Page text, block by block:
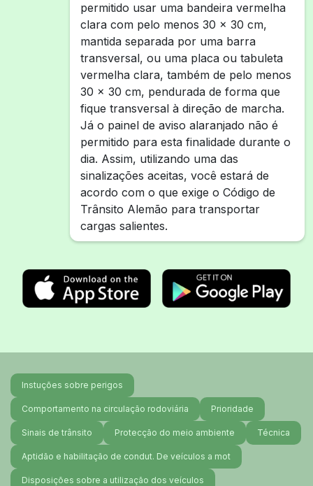
permitido usar uma bandeira vermelha
clara com pelo menos 30 x 30 cm,
mantida separada por uma barra
transversal, ou uma placa ou tabuleta
vermelha clara, também de pelo menos
30 x 30 cm, pendurada de forma que
fique transversal à direção de marcha.
Já o painel de aviso alaranjado não é
permitido para esta finalidade durante o
dia. Assim, utilizando uma das
sinalizações aceitas, você estará de
acordo com o que exige o Código de
Trânsito Alemão para transportar
cargas salientes.
Instuções sobre perigos
Comportamento na circulação rodoviária Prioridade
Sinais de trânsito Protecção do meio ambiente Técnica
Aptidão e habilitação de condut. De veículos a mot
Disposições sobre a utilização dos veículos